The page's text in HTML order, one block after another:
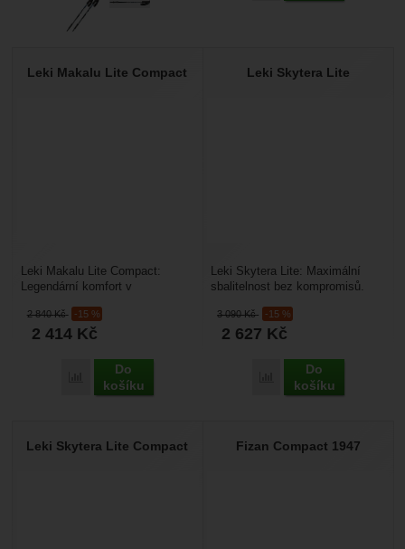
Leki Makalu Lite Compact
2 840Kč -15 %
2 414 Kč
Porovnat
Do
košíku
Leki Makalu Lite Compact:
Legendární komfort v
Makalu Lite Compact je poctou...
Leki Skytera Lite
3 090Kč -15 %
2 627 Kč
Porovnat
Do
košíku
Leki Skytera Lite: Maximální
sbalitelnost bez kompromisů.
teleskopických...
Leki Skytera Lite Compact Fizan Compact 1947